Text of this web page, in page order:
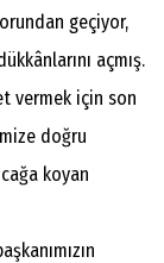
geçiyor,
açmış.
vermek için son
doğru
koyan